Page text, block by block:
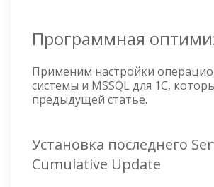
Программная
Применим настройки
системы и MSSQL для 1С,
предыдущей статье.
Установка последнего
Cumulative Update